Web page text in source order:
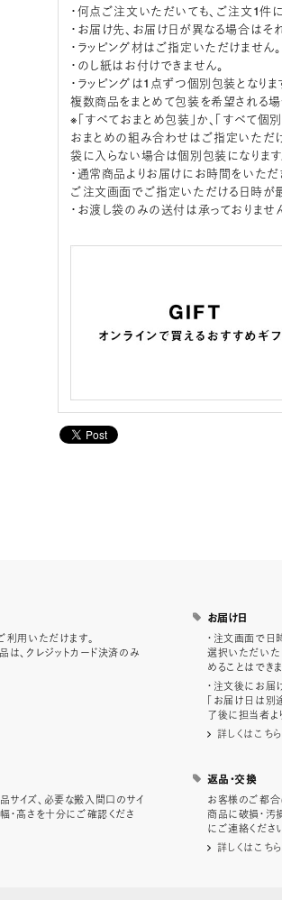
・何点ご注文いただいても、ご注文1件に
・お届け先、お届け日が異なる場合はそ
・ラッピング材はご指定いただけません。
・のし紙はお付けできません。
・ラッピングは1点ずつ個別包装となりま
複数商品をまとめて包装を希望される場
※「すべておまとめ包装」か、「すべて個
おまとめの組み合わせはご指定いただけ
袋に入らない場合は個別包装になります
・通常商品よりお届けにお時間をいただ
ご注文画面でご指定いただける日時が最
・お渡し袋のみの送付は承っておりませ
利用いただけます。
、クレジットカード決済のみ
お届け日
・注文画面で日
選択いただいた
めることはでき
・注文後にお届
「お届け日は別
了後に担当者よ
詳しくはこちら
イズ、必要な搬入間口のサイ
・高さを十分にご確認くださ
返品・交換
お客様のご都合
商品に破損・汚
にご連絡くださ
詳しくはこちら